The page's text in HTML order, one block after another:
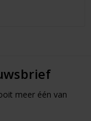
meer één van